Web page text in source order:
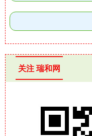
关注 瑞和网